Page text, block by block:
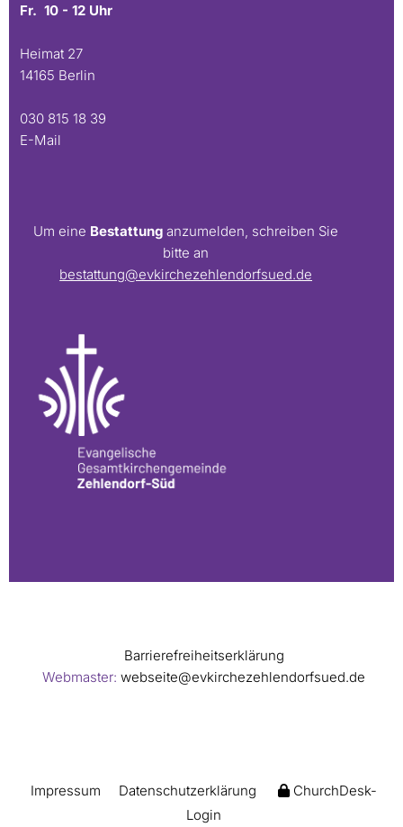
Fr. 10 - 12 Uhr
Heimat 27
14165 Berlin
030 815 18 39
E-Mail
Um eine Bestattung anzumelden, schreiben Sie
bitte an
bestattung@evkirchezehlendorfsued.de
Barrierefreiheitserklärung
Webmaster: webseite@evkirchezehlendorfsued.de
Impressum Datenschutzerklärung
ChurchDesk-
Login